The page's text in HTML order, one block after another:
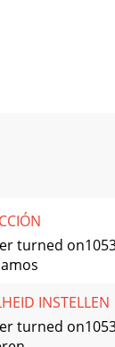
turned
INSTELLEN
turned